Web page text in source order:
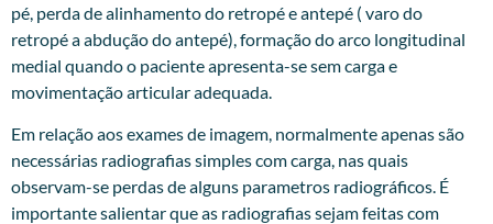
pé, perda de alinhamento do retropé e antepé ( varo do
retropé a abdução do antepé), formação do arco longitudinal
medial quando o paciente apresenta-se sem carga e
movimentação articular adequada.
Em relação aos exames de imagem, normalmente apenas são
necessárias radiografias simples com carga, nas quais
observam-se perdas de alguns parametros radiográficos. É
importante salientar que as radiografias sejam feitas com